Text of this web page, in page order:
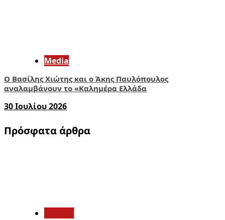
Media
O Βασίλης Χιώτης και ο Άκης Παυλόπουλος
αναλαμβάνουν το «Καλημέρα Ελλάδα
30 Ιουλίου 2026
Πρόσφατα άρθρα